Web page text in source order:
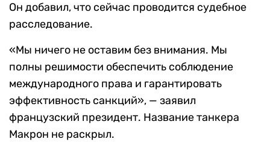
Он добавил, что сейчас проводится судебное
расследование.
«Мы ничего не оставим без внимания. Мы
полны решимости обеспечить соблюдение
международного права и гарантировать
эффективность санкций», — заявил
французский президент. Название танкера
Макрон не раскрыл.